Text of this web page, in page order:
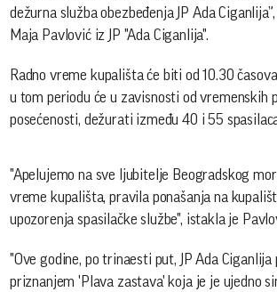
dežurna služba obezbeđenja JP Ada
Maja Pavlović iz JP "Ada Ciganlija".
Radno vreme kupališta će biti od 10.30
u tom periodu će u zavisnosti od vremenskih
posećenosti, dežurati između 40 i 55
"Apelujemo na sve ljubitelje Beogradskog
vreme kupališta, pravila ponašanja na
upozorenja spasilačke službe", istakla je
"Ove godine, po trinaesti put, JP Ada Ciganlija
priznanjem 'Plava zastava' koja je je ujedno